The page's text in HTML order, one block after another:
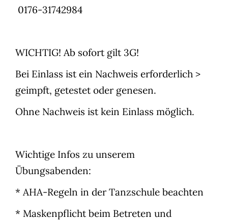
0176-31742984
WICHTIG! Ab sofort gilt 3G!
Bei Einlass ist ein Nachweis erforderlich >
geimpft, getestet oder genesen.
Ohne Nachweis ist kein Einlass möglich.
Wichtige Infos zu unserem
Übungsabenden:
* AHA-Regeln in der Tanzschule beachten
* Maskenpflicht beim Betreten und